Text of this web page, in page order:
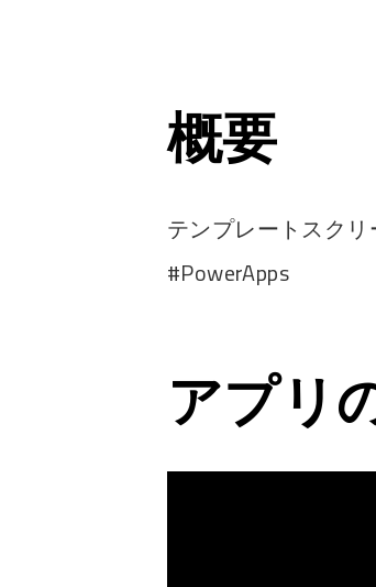
概要
テンプレートスク
#PowerApps
アプリ